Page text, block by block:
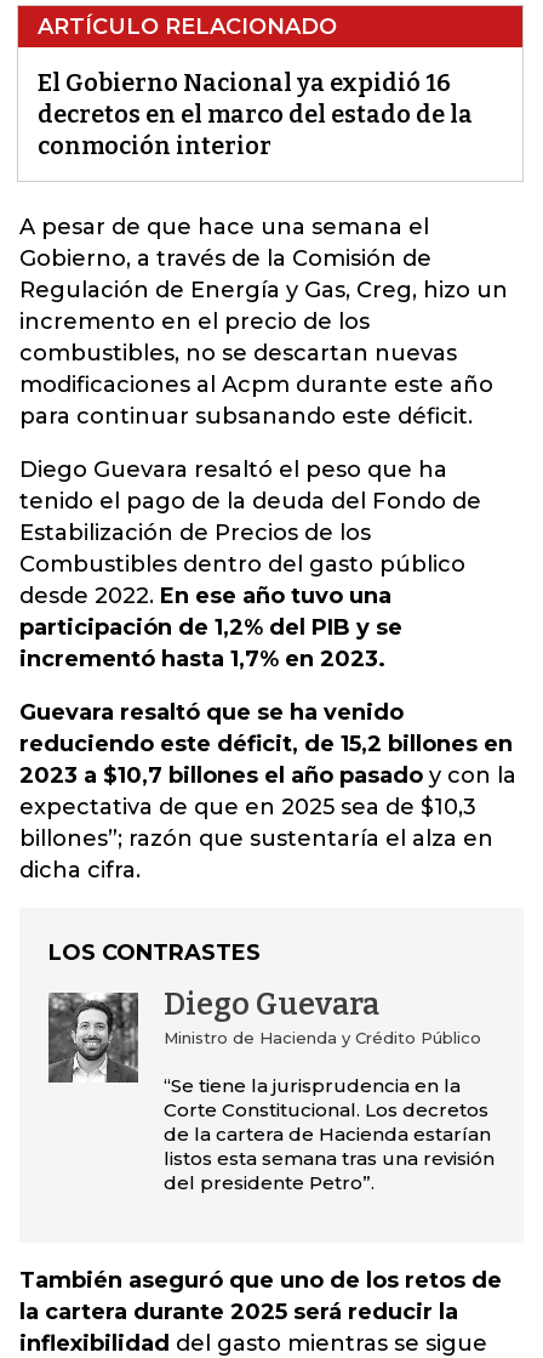
ARTÍCULO RELACIONADO
El Gobierno Nacional ya expidió 16
decretos en el marco del estado de la
conmoción interior
A pesar de que hace una semana el
Gobierno, a través de la Comisión de
Regulación de Energía y Gas, Creg, hizo un
incremento en el precio de los
combustibles, no se descartan nuevas
modificaciones al Acpm durante este año
para continuar subsanando este déficit.
Diego Guevara resaltó el peso que ha
tenido el pago de la deuda del Fondo de
Estabilización de Precios de los
Combustibles dentro del gasto público
desde 2022. En ese año tuvo una
participación de 1,2% del PIB y se
incrementó hasta 1,7% en 2023.
Guevara resaltó que se ha venido
reduciendo este déficit, de 15,2 billones en
2023 a $10,7 billones el año pasado y con la
expectativa de que en 2025 sea de $10,3
billones”; razón que sustentaría el alza en
dicha cifra.
LOS CONTRASTES
Diego Guevara
Ministro de Hacienda y Crédito Público
“Se tiene la jurisprudencia en la
Corte Constitucional. Los decretos
de la cartera de Hacienda estarían
listos esta semana tras una revisión
del presidente Petro”.
También aseguró que uno de los retos de
la cartera durante 2025 será reducir la
inflexibilidad del gasto mientras se sigue